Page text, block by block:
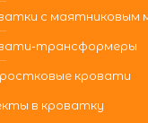
с маятниковым
трансформеры
кровати
в кроватку